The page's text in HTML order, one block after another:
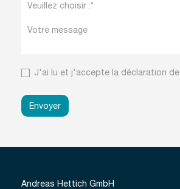
J'ai lu et j'accepte la déclaration
Envoyer
Andreas Hettich GmbH